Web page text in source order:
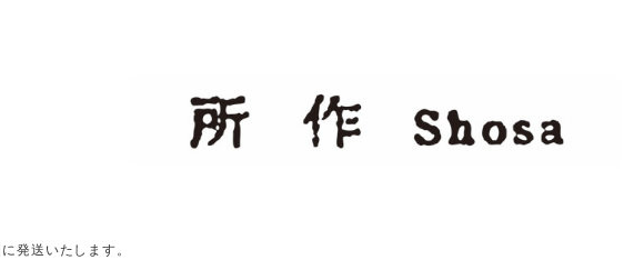
発送いたします。